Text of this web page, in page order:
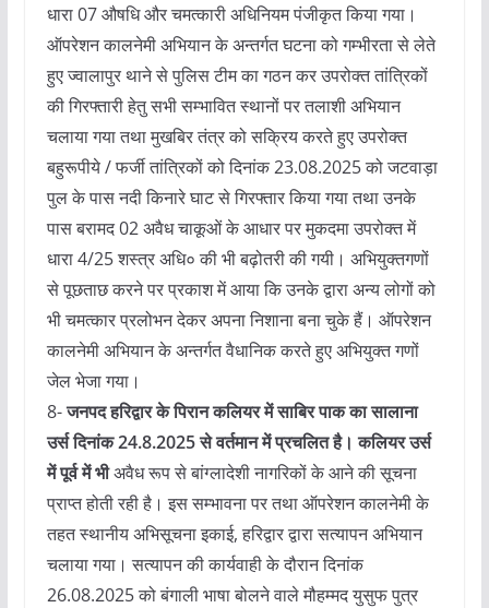
धारा 07 औषधि और चमत्कारी अधिनियम पंजीकृत किया गया।
ऑपरेशन कालनेमी अभियान के अन्तर्गत घटना को गम्भीरता से लेते
हुए ज्वालापुर थाने से पुलिस टीम का गठन कर उपरोक्त तांत्रिकों
की गिरफ्तारी हेतु सभी सम्भावित स्थानों पर तलाशी अभियान
चलाया गया तथा मुखबिर तंत्र को सक्रिय करते हुए उपरोक्त
बहुरूपीये / फर्जी तांत्रिकों को दिनांक 23.08.2025 को जटवाड़ा
पुल के पास नदी किनारे घाट से गिरफ्तार किया गया तथा उनके
पास बरामद 02 अवैध चाकूओं के आधार पर मुकदमा उपरोक्त में
धारा 4/25 शस्त्र अधि० की भी बढ़ोतरी की गयी। अभियुक्तगणों
से पूछताछ करने पर प्रकाश में आया कि उनके द्वारा अन्य लोगों को
भी चमत्कार प्रलोभन देकर अपना निशाना बना चुके हैं। ऑपरेशन
कालनेमी अभियान के अन्तर्गत वैधानिक करते हुए अभियुक्त गणों
जेल भेजा गया।
8-जनपद हरिद्वार के पिरान कलियर में साबिर पाक का सालाना
उर्स दिनांक 24.8.2025 से वर्तमान में प्रचलित है। कलियर उर्स
में पूर्व में भीअवैध रूप से बांग्लादेशी नागरिकों के आने की सूचना
प्राप्त होती रही है। इस सम्भावना पर तथा ऑपरेशन कालनेमी के
तहत स्थानीय अभिसूचना इकाई, हरिद्वार द्वारा सत्यापन अभियान
चलाया गया। सत्यापन की कार्यवाही के दौरान दिनांक
26.08.2025 को बंगाली भाषा बोलने वाले मौहम्मद युसुफ पुत्र